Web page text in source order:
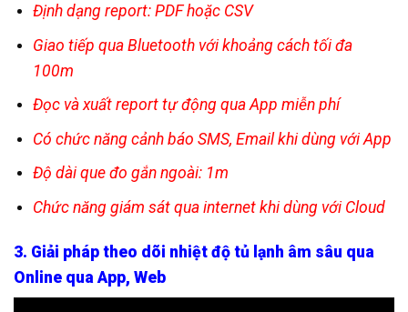
Định dạng report: PDF hoặc CSV
Giao tiếp qua Bluetooth với khoảng cách tối đa
100m
Đọc và xuất report tự động qua App miễn phí
Có chức năng cảnh báo SMS, Email khi dùng với App
Độ dài que đo gắn ngoài: 1m
Chức năng giám sát qua internet khi dùng với Cloud
3. Giải pháp theo dõi nhiệt độ tủ lạnh âm sâu qua
Online qua App, Web